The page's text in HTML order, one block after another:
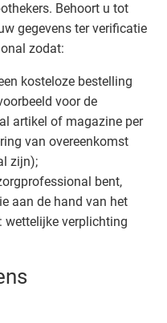
Behoort u tot
gegevens ter verificatie
zodat:
kosteloze bestelling
voor de
artikel of magazine per
van overeenkomst
zijn);
bent,
aan de hand van het
wettelijke verplichting